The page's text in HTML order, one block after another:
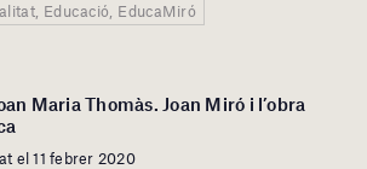
Educació, EducaMiró
Maria Thomàs. Joan Miró i l’obra
el 11 febrer 2020